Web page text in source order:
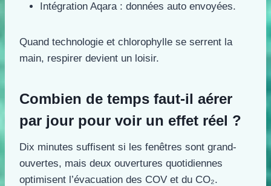
Intégration Aqara : données auto envoyées.
Quand technologie et chlorophylle se serrent la
main, respirer devient un loisir.
Combien de temps faut-il aérer
par jour pour voir un effet réel ?
Dix minutes suffisent si les fenêtres sont grand-
ouvertes, mais deux ouvertures quotidiennes
optimisent l’évacuation des COV et du CO₂.